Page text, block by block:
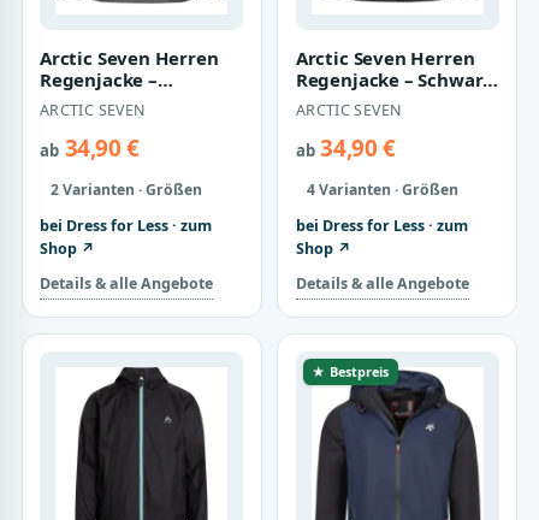
Arctic Seven Herren
Regenjacke –
Dunkelgrau-Schwarz
ARCTIC SEVEN
ab34,90 €
2 Varianten · Größen
bei Dress for Less · zum
Shop ↗
Details & alle Angebote
Arctic Seven Herren
Regenjacke – Schwarz-
Dunkelgrau
ARCTIC SEVEN
ab34,90 €
4 Varianten · Größen
bei Dress for Less · zum
Shop ↗
Details & alle Angebote
★ Bestpreis